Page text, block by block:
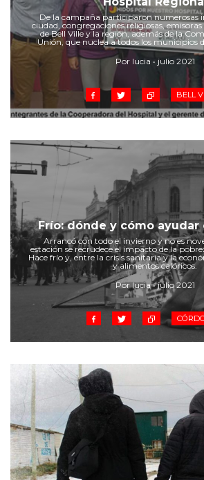
Cruz del Eje
Corredor de
La Carlota y zona
Laboulaye y sur
Bell Ville
Río Tercero
Despeñaderos
De la campaña participaron numerosas
ciudad, congregaciones religiosas,
de Bell Ville y la región, además de la
Unión, que nuclea a todos los municipios
Por lucia • julio 2021
BELL
Frío: dónde y cómo ayudar
Arrancó con todo el invierno y no es
estación se recrudece el impacto de la
Hace frío y, entre la crisis sanitaria y la
y alimentos calóricos.
Por lucia • julio 2021